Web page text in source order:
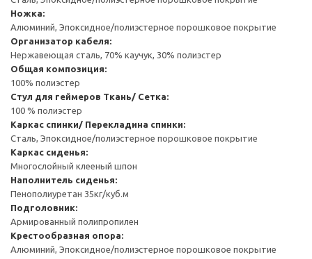
Ножка:
Алюминий, Эпоксидное/полиэстерное порошковое покрытие
Организатор кабеля:
Нержавеющая сталь, 70% каучук, 30% полиэстер
Общая композиция:
100% полиэстер
Стул для геймеров Ткань/ Сетка:
100 % полиэстер
Каркас спинки/ Перекладина спинки:
Сталь, Эпоксидное/полиэстерное порошковое покрытие
Каркас сиденья:
Многослойный клееный шпон
Наполнитель сиденья:
Пенополиуретан 35кг/куб.м
Подголовник:
Армированный полипропилен
Крестообразная опора:
Алюминий, Эпоксидное/полиэстерное порошковое покрытие